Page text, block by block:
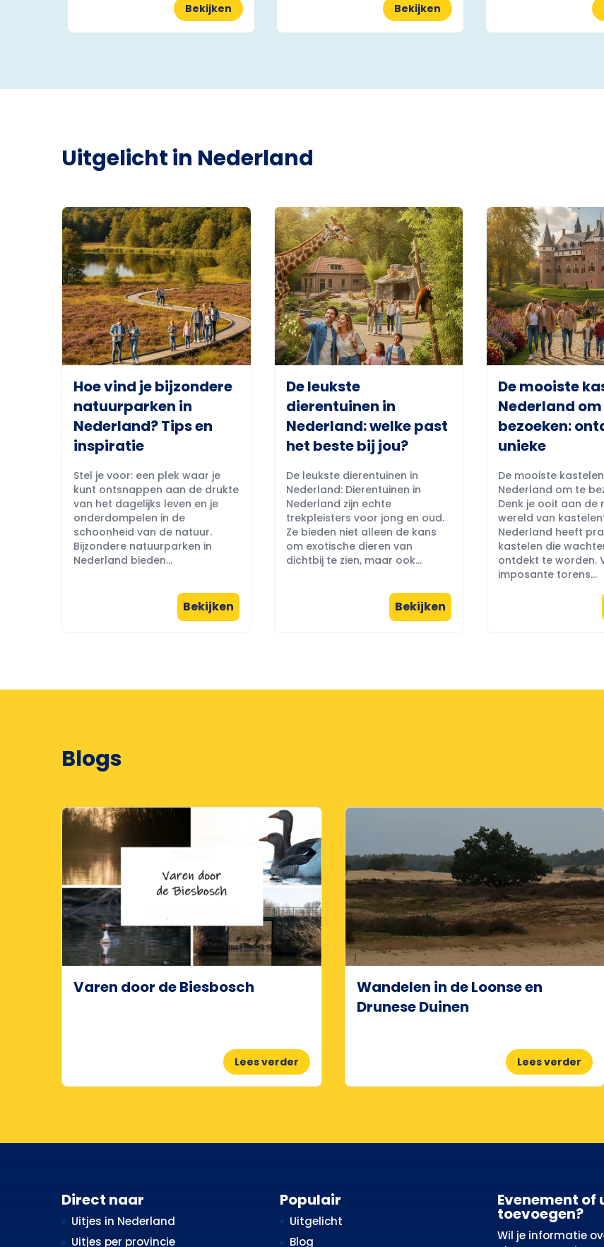
Bekijken Bekijken
Uitgelicht in Nederland
Hoe vind je bijzondere
natuurparken in
Nederland? Tips en
inspiratie
Stel je voor: een plek waar je
kunt ontsnappen aan de drukte
van het dagelijks leven en je
onderdompelen in de
schoonheid van de natuur.
Bijzondere natuurparken in
Nederland bieden...
Bekijken
De leukste
dierentuinen in
Nederland: welke past
het beste bij jou?
De leukste dierentuinen in
Nederland: Dierentuinen in
Nederland zijn echte
trekpleisters voor jong en oud.
Ze bieden niet alleen de kans
om exotische dieren van
dichtbij te zien, maar ook...
Bekijken
De mooiste
Nederland
bezoeken:
unieke
De mooiste
Nederland om te
Denk je ooit aan de
wereld van
Nederland heeft
kastelen die
ontdekt te worden.
imposante torens...
Blogs
Varen door de Biesbosch
Lees verder
Wandelen in de Loonse en
Drunese Duinen
Lees verder
Direct naar
Uitjes in Nederland
Uitjes per provincie
Populair
Uitgelicht
Blog
Evenement of
toevoegen?
Wil je informatie